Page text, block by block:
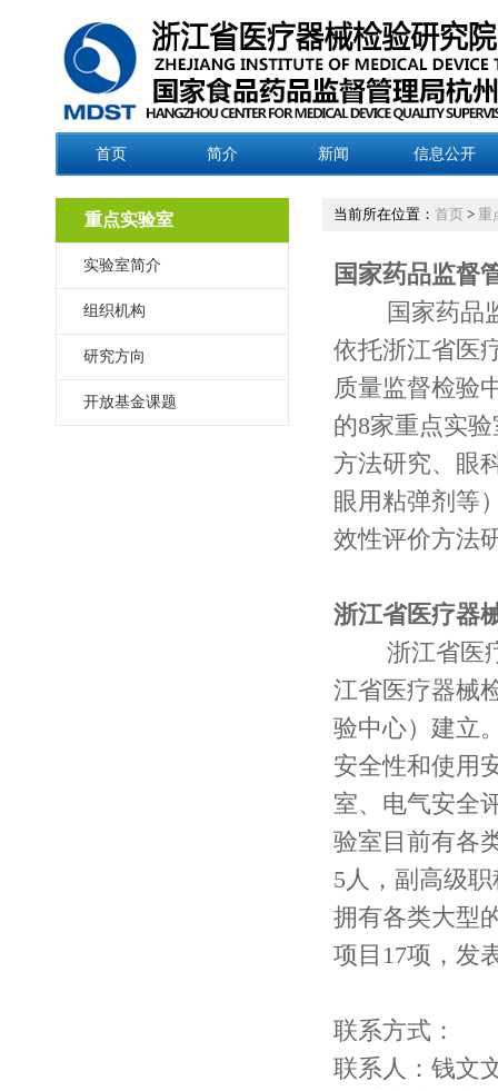
首页 简介 新闻 信息公开
重点实验室
实验室简介
组织机构
研究方向
开放基金课题
当前所在位置： 首页 > 重
国家药品监督
国家药品监
依托浙江省医
质量监督检验
的8家重点实
方法研究、眼
眼用粘弹剂等
效性评价方法
浙江省医疗器
浙江省医疗
江省医疗器械
验中心）建立
安全性和使用
室、电气安全
验室目前有各
5人，副高级
拥有各类大型
项目17项，发
联系方式：
联系人：钱文